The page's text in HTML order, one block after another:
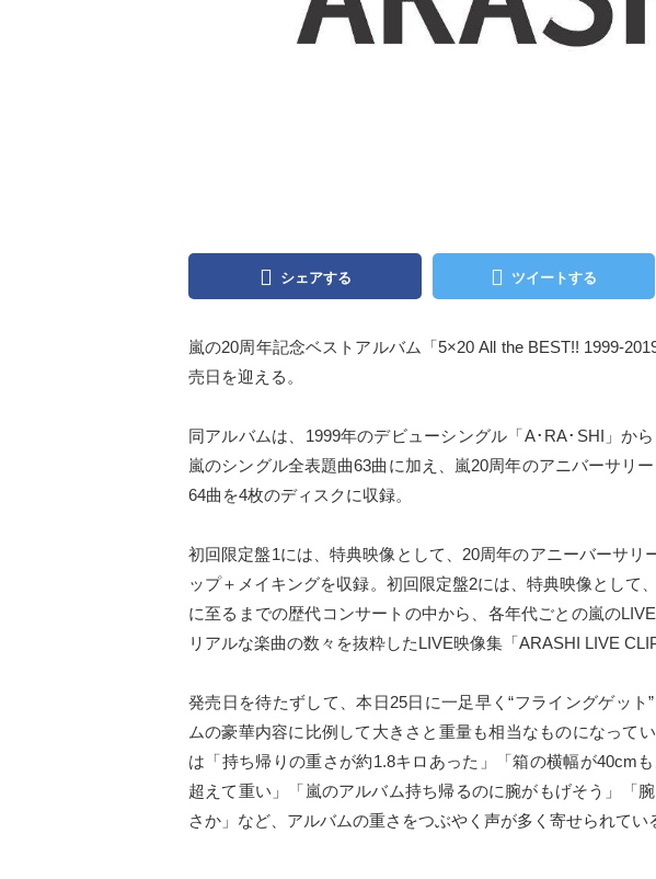
シェアする ツイートする
嵐の20周年記念ベストアルバム「5×20 All the BEST!! 1999-
売日を迎える。
同アルバムは、1999年のデビューシングル「A･RA･SHI」か
嵐のシングル全表題曲63曲に加え、嵐20周年のアニバーサリ
64曲を4枚のディスクに収録。
初回限定盤1には、特典映像として、20周年のアニーバーサリ
ップ＋メイキングを収録。初回限定盤2には、特典映像として
に至るまでの歴代コンサートの中から、各年代ごとの嵐の
リアルな楽曲の数々を抜粋したLIVE映像集「ARASHI LIVE
発売日を待たずして、本日25日に一足早く“フライングゲッ
ムの豪華内容に比例して大きさと重量も相当なものになって
は「持ち帰りの重さが約1.8キロあった」「箱の横幅が40cm
超えて重い」「嵐のアルバム持ち帰るのに腕がもげそう」「
さか」など、アルバムの重さをつぶやく声が多く寄せられてい